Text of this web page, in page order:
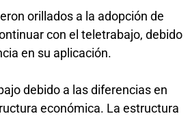
orillados a la adopción de
con el teletrabajo, debido
en su aplicación.
debido a las diferencias en
económica. La estructura